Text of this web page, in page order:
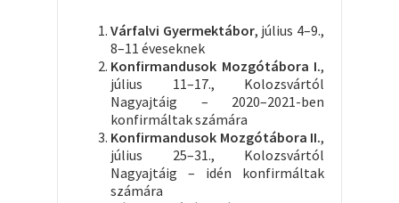
Várfalvi Gyermektábor, július 4–9.,
8–11 éveseknek
Konfirmandusok Mozgótábora I.,
július 11–17., Kolozsvártól
Nagyajtáig – 2020–2021-ben
konfirmáltak számára
Konfirmandusok Mozgótábora II.,
július 25–31., Kolozsvártól
Nagyajtáig – idén konfirmáltak
számára